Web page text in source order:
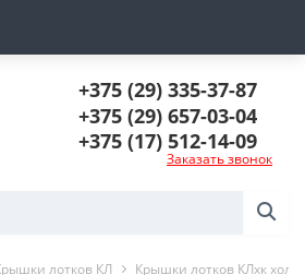
+375 (29) 335-37-87
+375 (29) 657-03-04
+375 (17) 512-14-09
Заказать звонок
лотков КЛ Крышки лотков КЛхк